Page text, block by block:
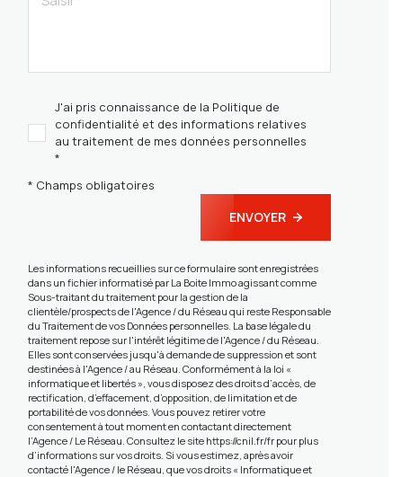
J'ai pris connaissance de la Politique de
confidentialité et des informations relatives
au traitement de mes données personnelles
*
* Champs obligatoires
ENVOYER
Les informations recueillies sur ce formulaire sont enregistrées
dans un fichier informatisé par La Boite Immo agissant comme
Sous-traitant du traitement pour la gestion de la
clientèle/prospects de l'Agence / du Réseau qui reste Responsable
du Traitement de vos Données personnelles. La base légale du
traitement repose sur l'intérêt légitime de l'Agence / du Réseau.
Elles sont conservées jusqu'à demande de suppression et sont
destinées à l'Agence / au Réseau. Conformément à la loi «
informatique et libertés », vous disposez des droits d’accès, de
rectification, d’effacement, d’opposition, de limitation et de
portabilité de vos données. Vous pouvez retirer votre
consentement à tout moment en contactant directement
l’Agence / Le Réseau. Consultez le site https://cnil.fr/frpour plus
d’informations sur vos droits. Si vous estimez, après avoir
contacté l'Agence / le Réseau, que vos droits « Informatique et